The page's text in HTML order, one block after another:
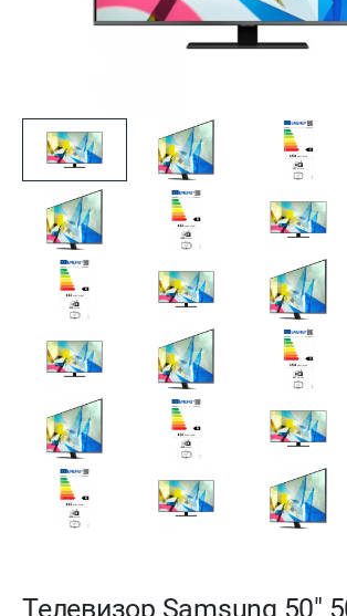
Телевизор Samsung 50"